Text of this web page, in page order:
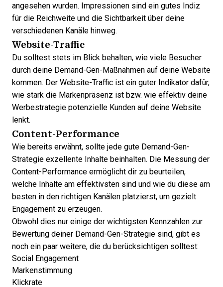
angesehen wurden. Impressionen sind ein gutes Indiz
für die Reichweite und die Sichtbarkeit über deine
verschiedenen Kanäle hinweg.
Website-Traffic
Du solltest stets im Blick behalten, wie viele Besucher
durch deine Demand-Gen-Maßnahmen auf deine Website
kommen. Der Website-Traffic ist ein guter Indikator dafür,
wie stark die Markenpräsenz ist bzw. wie effektiv deine
Werbestrategie potenzielle Kunden auf deine Website
lenkt.
Content-Performance
Wie bereits erwähnt, sollte jede gute Demand-Gen-
Strategie exzellente Inhalte beinhalten. Die Messung der
Content-Performance ermöglicht dir zu beurteilen,
welche Inhalte am effektivsten sind und wie du diese am
besten in den richtigen Kanälen platzierst, um gezielt
Engagement zu erzeugen.
Obwohl dies nur einige der wichtigsten Kennzahlen zur
Bewertung deiner Demand-Gen-Strategie sind, gibt es
noch ein paar weitere, die du berücksichtigen solltest:
Social Engagement
Markenstimmung
Klickrate